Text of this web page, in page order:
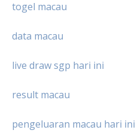
togel macau
data macau
live draw sgp hari ini
result macau
pengeluaran macau hari ini